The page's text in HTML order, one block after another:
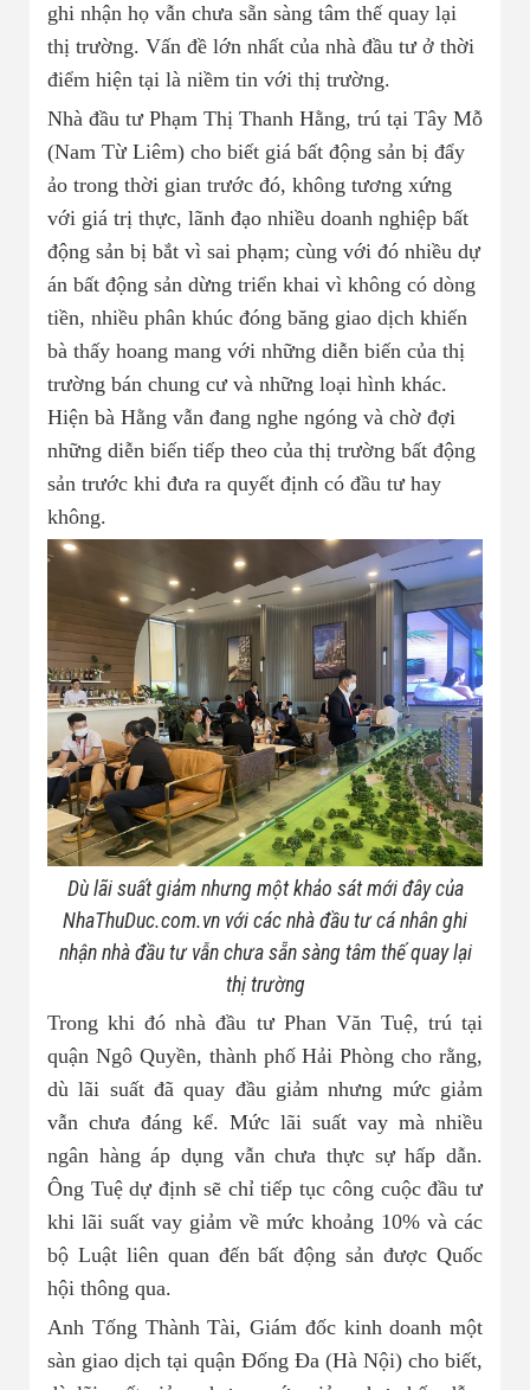
ghi nhận họ vẫn chưa sẵn sàng tâm thế quay lại
thị trường. Vấn đề lớn nhất của nhà đầu tư ở thời
điểm hiện tại là niềm tin với thị trường.
Nhà đầu tư Phạm Thị Thanh Hằng, trú tại Tây Mỗ
(Nam Từ Liêm) cho biết giá bất động sản bị đẩy
ảo trong thời gian trước đó, không tương xứng
với giá trị thực, lãnh đạo nhiều doanh nghiệp bất
động sản bị bắt vì sai phạm; cùng với đó nhiều dự
án bất động sản dừng triển khai vì không có dòng
tiền, nhiều phân khúc đóng băng giao dịch khiến
bà thấy hoang mang với những diễn biến của thị
trường bán chung cư và những loại hình khác.
Hiện bà Hằng vẫn đang nghe ngóng và chờ đợi
những diễn biến tiếp theo của thị trường bất động
sản trước khi đưa ra quyết định có đầu tư hay
không.
Dù lãi suất giảm nhưng một khảo sát mới đây của
NhaThuDuc.com.vn với các nhà đầu tư cá nhân ghi
nhận nhà đầu tư vẫn chưa sẵn sàng tâm thế quay lại
thị trường
Trong khi đó nhà đầu tư Phan Văn Tuệ, trú tại
quận Ngô Quyền, thành phố Hải Phòng cho rằng,
dù lãi suất đã quay đầu giảm nhưng mức giảm
vẫn chưa đáng kể. Mức lãi suất vay mà nhiều
ngân hàng áp dụng vẫn chưa thực sự hấp dẫn.
Ông Tuệ dự định sẽ chỉ tiếp tục công cuộc đầu tư
khi lãi suất vay giảm về mức khoảng 10% và các
bộ Luật liên quan đến bất động sản được Quốc
hội thông qua.
Anh Tống Thành Tài, Giám đốc kinh doanh một
sàn giao dịch tại quận Đống Đa (Hà Nội) cho biết,